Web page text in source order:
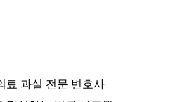
료 과실 전문 변호사